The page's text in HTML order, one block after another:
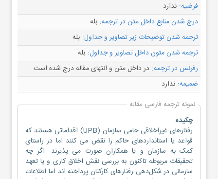
فرضیه: ندارد
درج شدن منابع داخل متن در ترجمه: بله
ترجمه شدن توضیحات زیر تصاویر و جداول: بله
ترجمه شدن متون داخل تصاویر و جداول: بله
رفرنس در ترجمه: در داخل متن و انتهای مقاله درج شده است
ضمیمه: ندارد
نمونه ترجمه فارسی مقاله
چکیده
رفتارهای غیراخلاقی حامی سازمان (UPB) اقداماتی هستند که
قواعد یا استانداردهای حاکم را نقض می کنند اما در راستای
کمک به سازمان و یا همکاران صورت می پذیرند. اگر چه
تحقیقات مربوطه تاکنون به بررسی نقش اخلاق کاری و یا تعهد
سازمانی در شکل‌دهی رفتارهای کارکنان پرداخته اند اما اطلاعات